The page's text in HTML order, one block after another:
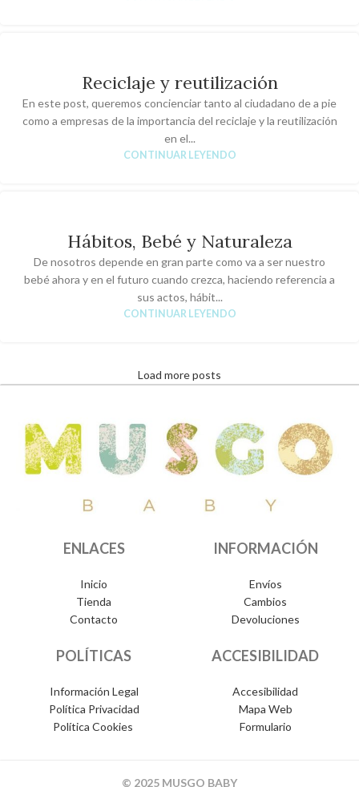
Reciclaje y reutilización
En este post, queremos concienciar tanto al ciudadano de a pie
como a empresas de la importancia del reciclaje y la reutilización
en el...
CONTINUAR LEYENDO
Hábitos, Bebé y Naturaleza
De nosotros depende en gran parte como va a ser nuestro
bebé ahora y en el futuro cuando crezca, haciendo referencia a
sus actos, hábit...
CONTINUAR LEYENDO
Load more posts
ENLACES
Inicio
Tienda
Contacto
INFORMACIÓN
Envíos
Cambios
Devoluciones
POLÍTICAS
Información Legal
Política Privacidad
Política Cookies
ACCESIBILIDAD
Accesibilidad
Mapa Web
Formulario
© 2025 MUSGO BABY